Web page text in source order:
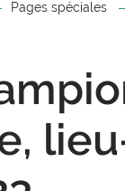
Pages spéciales